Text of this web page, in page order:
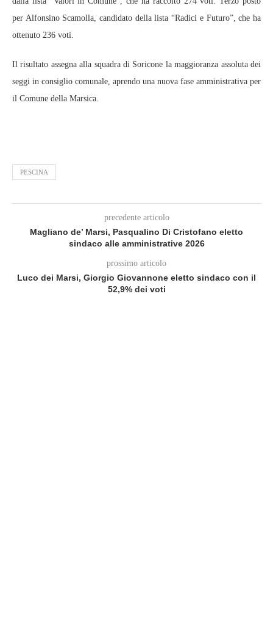
per Alfonsino Scamolla, candidato della lista “Radici e Futuro”, che ha
ottenuto 236 voti.
Il risultato assegna alla squadra di Soricone la maggioranza assoluta dei
seggi in consiglio comunale, aprendo una nuova fase amministrativa per
il Comune della Marsica.
PESCINA
precedente articolo
Magliano de’ Marsi, Pasqualino Di Cristofano eletto
sindaco alle amministrative 2026
prossimo articolo
Luco dei Marsi, Giorgio Giovannone eletto sindaco con il
52,9% dei voti